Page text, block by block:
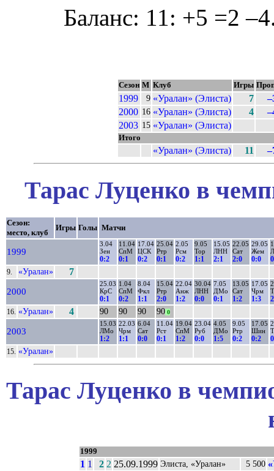
Баланс: 11: +5 =2
Сезон М Клуб Игры
1999 9 «Уралан» (Элиста) 7
2000 16 «Уралан» (Элиста) 4
2003 15 «Уралан» (Элиста)
Итого
«Уралан» (Элиста) 11
Тарас Луценко в
Сезон:
место, клуб
Игры Голы Матчи
1999
3.04
Зен
0:2
11.04
СпМ
0:1
17.04
ЦСК
0:2
25.04
Ртр
0:1
2.05
Рсм
0:2
9.05
Тор
1:1
15.05
ЛНН
2:1
22.05
Сат
2:0
29.05
Жем
0:0
9. «Уралан» 7
2000
25.03
КрС
0:1
1.04
СпМ
0:2
8.04
Фкл
1:1
15.04
Ртр
2:0
22.04
Анж
1:2
30.04
ЛНН
0:0
7.05
ДМо
0:1
13.05
Сат
1:2
17.05
Чрм
1:3
16. «Уралан» 4 90 90 90 90 0
2003
15.03
ЛМо
1:2
22.03
Чрм
1:1
6.04
Сат
0:0
11.04
Рст
0:1
19.04
СпМ
1:2
23.04
Руб
0:0
4.05
ДМо
1:5
9.05
Ртр
0:2
17.05
Шин
0:2
15. «Уралан»
Тарас Луценко в
1999
1 1 2 2 25.09.1999 Элиста, «Уралан» 5 500